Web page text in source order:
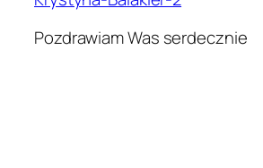
Pozdrawiam Was serdecznie